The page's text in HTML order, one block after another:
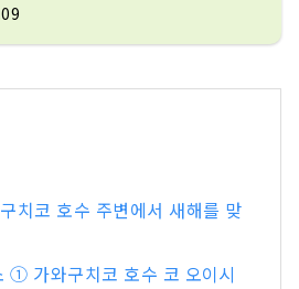
사, 가와구치 아사마 신사, 후지 오무로
는 시즈오카현에도 위치하고 있습니
서 후지산, 벚꽃, 그리고 5층 탑인 주
러진 아름다운 풍경을 감상할 수 있
에는 가와구치호 허브 페스티벌의 주
호 모미지 회랑에서 후지산과 단풍이
치코 호수 주변에서 새해를 맞
① 가와구치코 호수 코 오이시